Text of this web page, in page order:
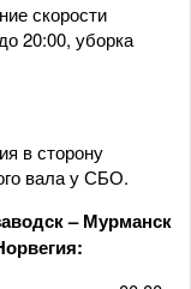
скорости
20:00, уборка
в сторону
вала у СБО.
– Мурманск